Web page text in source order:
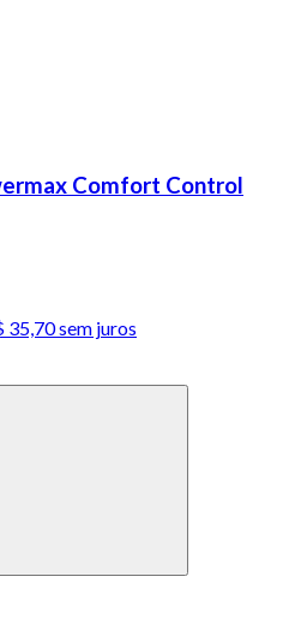
Comfort Control
35,70 sem juros